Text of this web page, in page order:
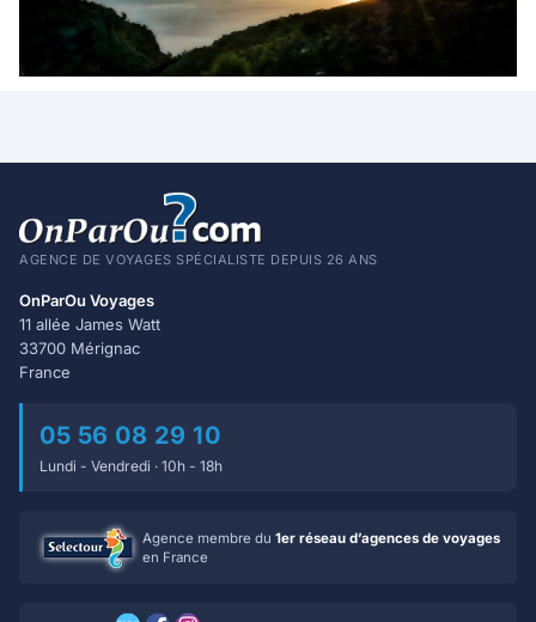
AGENCE DE VOYAGES SPÉCIALISTE DEPUIS 26 ANS
OnParOu Voyages
11 allée James Watt
33700 Mérignac
France
05 56 08 29 10
Lundi - Vendredi · 10h - 18h
Agence membre du 1er réseau d’agences de voyages
en France